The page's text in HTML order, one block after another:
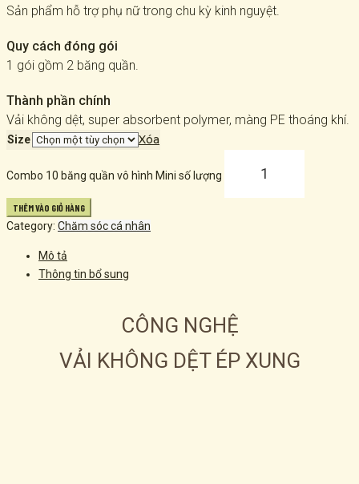
Sản phẩm hỗ trợ phụ nữ trong chu kỳ kinh nguyệt.
Quy cách đóng gói
1 gói gồm 2 băng quần.
Thành phần chính
Vải không dệt, super absorbent polymer, màng PE thoáng khí.
Size Xóa
Combo 10 băng quần vô hình Mini số lượng
THÊM VÀO GIỎ HÀNG
Category: Chăm sóc cá nhân
Mô tả
Thông tin bổ sung
CÔNG NGHỆ
VẢI KHÔNG DỆT ÉP XUNG